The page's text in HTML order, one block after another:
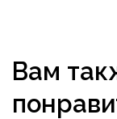
Вам